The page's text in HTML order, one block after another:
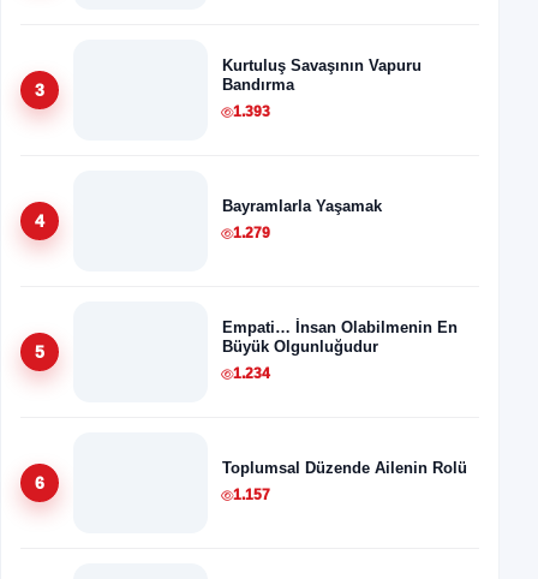
3
Kurtuluş Savaşının Vapuru
Bandırma
1.393
4
Bayramlarla Yaşamak
1.279
5
Empati… İnsan Olabilmenin En
Büyük Olgunluğudur
1.234
6
Toplumsal Düzende Ailenin Rolü
1.157